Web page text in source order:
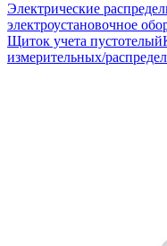
Электрические
электроустановочное
Щиток учета пустотелый
измерительных/